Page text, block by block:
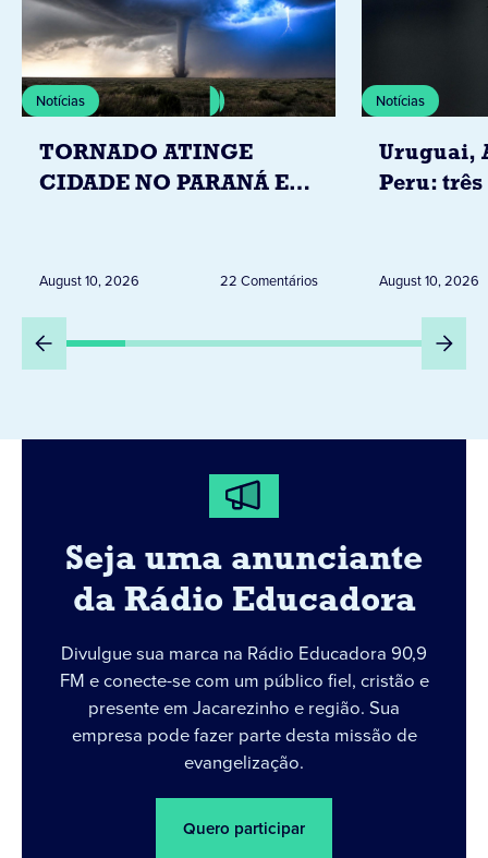
Notícias
TORNADO ATINGE
CIDADE NO PARANÁ E
RURAL
August 10, 2026 22 Comentários
Notícias
Uruguai,
Peru: três
August 10, 2026
Seja uma anunciante
da Rádio Educadora
Divulgue sua marca na Rádio Educadora 90,9
FM e conecte-se com um público fiel, cristão e
presente em Jacarezinho e região. Sua
empresa pode fazer parte desta missão de
evangelização.
Quero participar